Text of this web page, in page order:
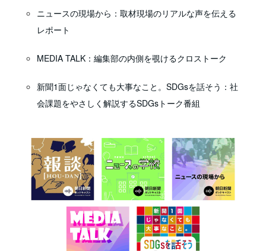
ニュースの現場から：取材現場のリアルな声を伝える
レポート
MEDIA TALK：編集部の内側を覗けるクロストーク
新聞1面じゃなくても大事なこと。SDGsを話そう：社
会課題をやさしく解説するSDGsトーク番組